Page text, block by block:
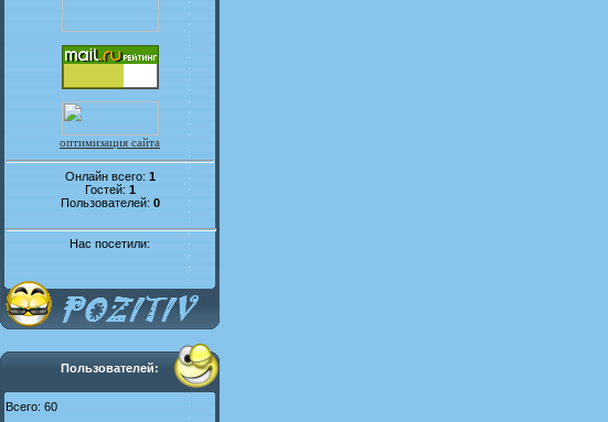
оптимизация сайта
Онлайн всего: 1
Гостей: 1
Пользователей: 0
Нас посетили:
Пользователей:
Всего: 60